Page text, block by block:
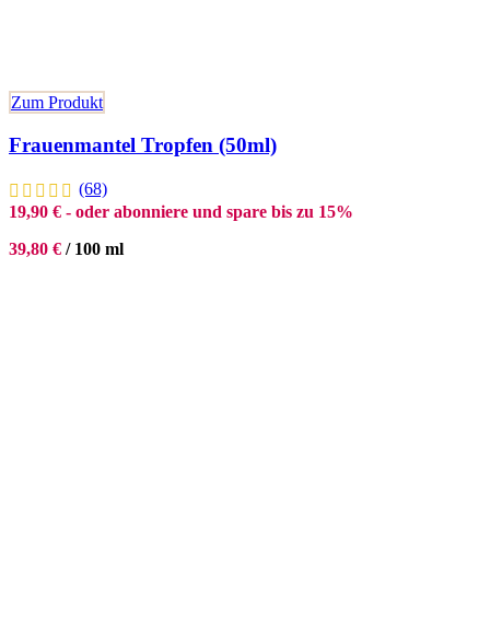
Zum Produkt
Frauenmantel Tropfen (50ml)
(68)
19,90 € - oder abonniere und spare bis zu 15%
39,80 € / 100 ml